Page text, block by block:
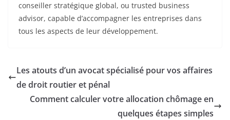
conseiller stratégique global, ou trusted business
advisor, capable d’accompagner les entreprises dans
tous les aspects de leur développement.
Les atouts d’un avocat spécialisé pour vos affaires
de droit routier et pénal
Comment calculer votre allocation chômage en
quelques étapes simples